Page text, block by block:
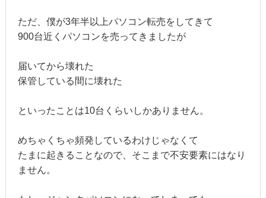
ただ、僕が3年半以上パソコン転売をしてきて
900台近くパソコンを売ってきましたが
届いてから壊れた
保管している間に壊れた
といったことは10台くらいしかありません。
めちゃくちゃ頻発しているわけじゃなくて
たまに起きることなので、そこまで不安要素にはなり
ません。